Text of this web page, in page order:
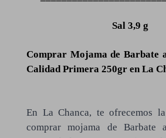
Sal 3,9 g
Comprar Mojama de Barbate
Calidad Primera 250gr en La
En La Chanca, te ofrecemos
comprar mojama de Barbate